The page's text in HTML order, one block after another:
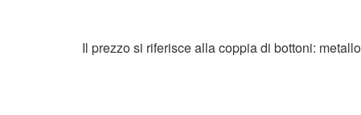
Il prezzo si riferisce alla coppia di bottoni: